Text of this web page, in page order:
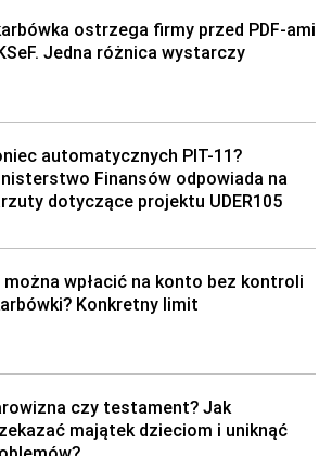
ostrzega firmy przed PDF-ami
Jedna różnica wystarczy
automatycznych PIT-11?
Finansów odpowiada na
dotyczące projektu UDER105
można wpłacić na konto bez kontroli
Konkretny limit
czy testament? Jak
majątek dzieciom i uniknąć